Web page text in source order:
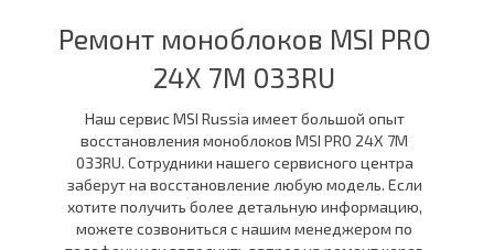
Ремонт моноблоков MSI PRO
24X 7M 033RU
Наш сервис MSI Russia имеет большой опыт
восстановления моноблоков MSI PRO 24X 7M
033RU. Сотрудники нашего сервисного центра
заберут на восстановление любую модель. Если
хотите получить более детальную информацию,
можете созвониться с нашим менеджером по